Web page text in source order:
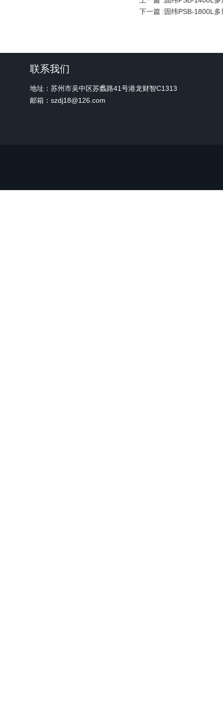
下一篇 :固纬PSB-1800L
联系我们
地址：苏州市吴中区苏蠡路41号港龙财智C1313
邮箱：szdj18@126.com